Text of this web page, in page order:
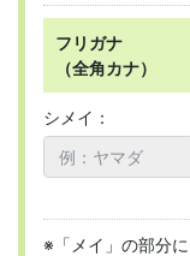
フリガナ
（全角カナ）
シメイ：
※「メイ」の部分